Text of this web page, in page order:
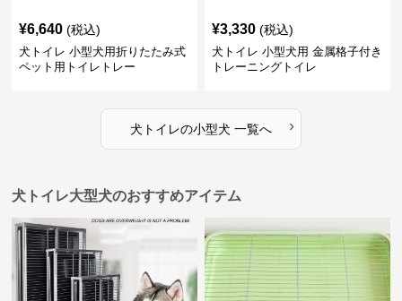
¥6,640 (税込)
犬トイレ 小型犬用折りたたみ式
ペット用トイレトレー
¥3,330 (税込)
犬トイレ 小型犬用 金属格子付き
トレーニングトイレ
犬トイレの小型犬 一覧へ ›
犬トイレ大型犬のおすすめアイテム